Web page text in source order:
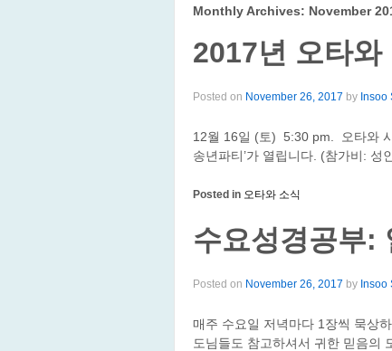
Monthly Archives: November
2017년 오타와
Posted on November 26, 2017 by Insoo
12월 16일 (토) 5:30 pm. 오타와
송년파티’가 열립니다. (참가비:
Posted in 오타와 소식
수요성경공부:
Posted on November 26, 2017 by Insoo
매주 수요일 저녁마다 1장씩 묵상
도님들도 참고하셔서 귀한 믿음의